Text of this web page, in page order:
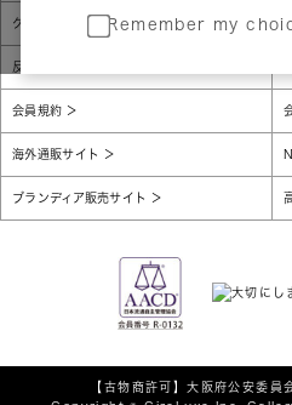
Remember my
グローバルプライバシーポリシー
反社会的勢力に対する基本方針
会員規約
海外通販サイト
ブランディア販売サイト
【古物商許可】大阪府公安委